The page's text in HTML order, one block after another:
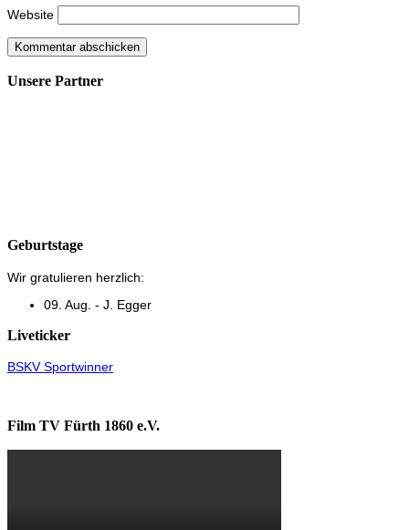
Website
Unsere Partner
Geburtstage
Wir gratulieren herzlich:
09. Aug. - J. Egger
Liveticker
BSKV Sportwinner
Film TV Fürth 1860 e.V.